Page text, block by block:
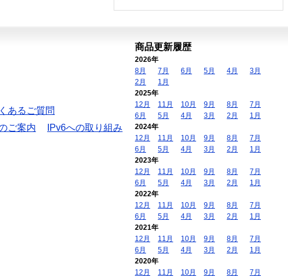
あるご質問
ご案内
IPv6への取り組み
商品更新履歴
2026年
8月
7月 6月 5月 4月
3月
2月
1月
2025年
12月
11月 10月 9月 8月
7月
6月
5月 4月 3月 2月
1月
2024年
12月
11月 10月 9月 8月
7月
6月
5月 4月 3月 2月
1月
2023年
12月
11月 10月 9月 8月
7月
6月
5月 4月 3月 2月
1月
2022年
12月
11月 10月 9月 8月
7月
6月
5月 4月 3月 2月
1月
2021年
12月
11月 10月 9月 8月
7月
6月
5月 4月 3月 2月
1月
2020年
12月
11月 10月 9月 8月
7月